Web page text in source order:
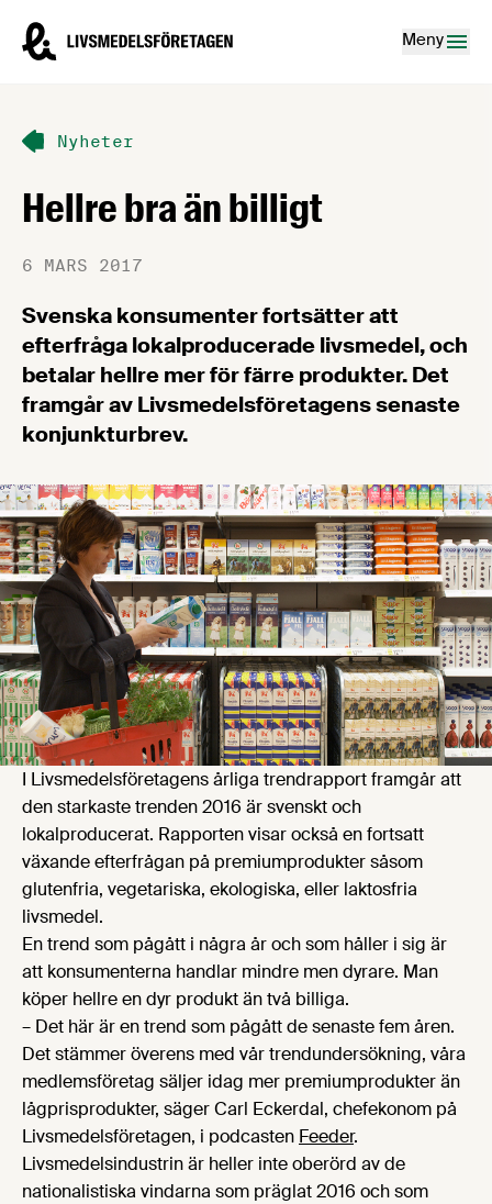
Livsmedelsföretagen – till startsidan
Meny
Nyheter
Hellre bra än billigt
6 MARS 2017
Svenska konsumenter fortsätter att
efterfråga lokalproducerade livsmedel, och
betalar hellre mer för färre produkter. Det
framgår av Livsmedelsföretagens senaste
konjunkturbrev.
I Livsmedelsföretagens årliga trendrapport framgår att
den starkaste trenden 2016 är svenskt och
lokalproducerat. Rapporten visar också en fortsatt
växande efterfrågan på premiumprodukter såsom
glutenfria, vegetariska, ekologiska, eller laktosfria
livsmedel.
En trend som pågått i några år och som håller i sig är
att konsumenterna handlar mindre men dyrare. Man
köper hellre en dyr produkt än två billiga.
– Det här är en trend som pågått de senaste fem åren.
Det stämmer överens med vår trendundersökning, våra
medlemsföretag säljer idag mer premiumprodukter än
lågprisprodukter, säger Carl Eckerdal, chefekonom på
Livsmedelsföretagen, i podcasten Feeder.
Livsmedelsindustrin är heller inte oberörd av de
nationalistiska vindarna som präglat 2016 och som